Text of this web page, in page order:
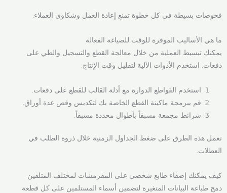
فحوصات بسيطة في كل خطوة تمنع إعادة العمل وشكاوى العملاء.
ما هي الأساليب الموفرة للوقت للصياغة الفعالة
يمكنك تبسيط العملية من خلال معالجة القطع والتسجيل والطي على
دفعات. استخدم الأدوات الآلية لتقليل وقت الإنتاج.
استخدم القواطع الدوارة مع أدلة القالب للقطع على دفعات.
قم ببرمجة ماكينة القطع الخاصة بك لتكديس وقص عدة أوراق.
شرائط مجمعة مسبقاً بأطوال محددة مسبقاً.
تعمل هذه الطرق على ضغط الجداول الزمنية خلال ذروة الطلب في
العطلات.
كيف يمكنك إضفاء طابع شخصي على المقرمشات لمختلف المتلقين
دمج طباعة البيانات المتغيرة لتضمين أسماء المستلمين على كل قطعة